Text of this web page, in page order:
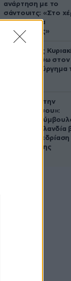
ανάρτηση με το
σάντουιτς: «Στο
σου είναι να
αδυνατίσεις»
Βλαδίμηρος
«Δεν πιστεύω
είναι δημιούργημα
«Βλέπουμε την
μπουγάδα σου»:
Δημοτική
στη Νέα Ζηλανδία
live σε
το μπάνιο της